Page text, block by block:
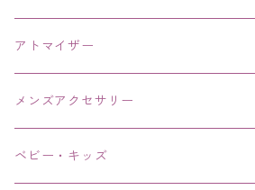
アトマイザー
メンズアクセサリー
リング、指輪
ベビー・キッズ